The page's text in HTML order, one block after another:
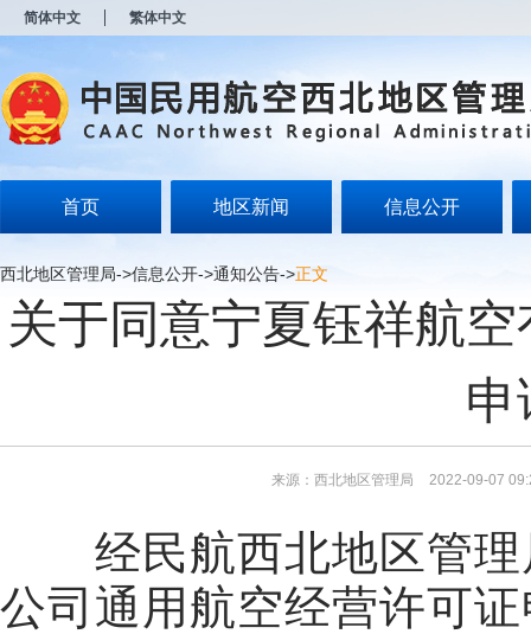
简体中文 繁体中文
首页 地区新闻 信息公开
西北地区管理局->信息公开->通知公告->正文
关于同意宁夏钰祥航
申
来源：西北地区管理局 2022-09-07
经民航西北地区管
公司 通用航空经营许可
开
无
障
说
按
Alt
波
浪